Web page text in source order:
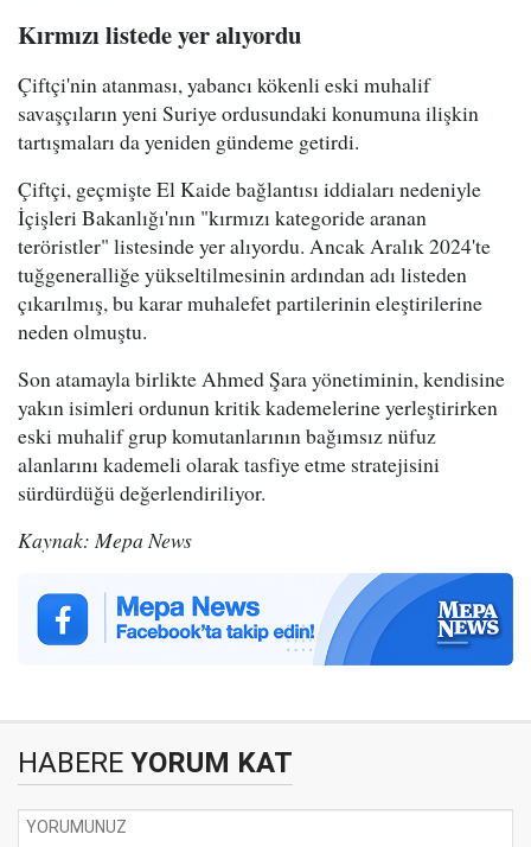
Kırmızı listede yer alıyordu
Çiftçi'nin atanması, yabancı kökenli eski muhalif
savaşçıların yeni Suriye ordusundaki konumuna ilişkin
tartışmaları da yeniden gündeme getirdi.
Çiftçi, geçmişte El Kaide bağlantısı iddiaları nedeniyle
İçişleri Bakanlığı'nın "kırmızı kategoride aranan
teröristler" listesinde yer alıyordu. Ancak Aralık 2024'te
tuğgeneralliğe yükseltilmesinin ardından adı listeden
çıkarılmış, bu karar muhalefet partilerinin eleştirilerine
neden olmuştu.
Son atamayla birlikte Ahmed Şara yönetiminin, kendisine
yakın isimleri ordunun kritik kademelerine yerleştirirken
eski muhalif grup komutanlarının bağımsız nüfuz
alanlarını kademeli olarak tasfiye etme stratejisini
sürdürdüğü değerlendiriliyor.
Kaynak: Mepa News
HABERE YORUM KAT